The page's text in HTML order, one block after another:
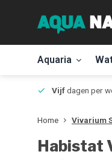
Aquaria
Vijfdagen per
Home Vivarium
Habistat